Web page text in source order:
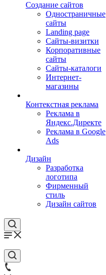
Создание сайтов
Одностраничные
сайты
Landing page
Сайты-визитки
Корпоративные
сайты
Сайты-каталоги
Интернет-
магазины
Контекстная реклама
Реклама в
Яндекс.Директе
Реклама в Google
Ads
Дизайн
Разработка
логотипа
Фирменный
стиль
Дизайн сайтов